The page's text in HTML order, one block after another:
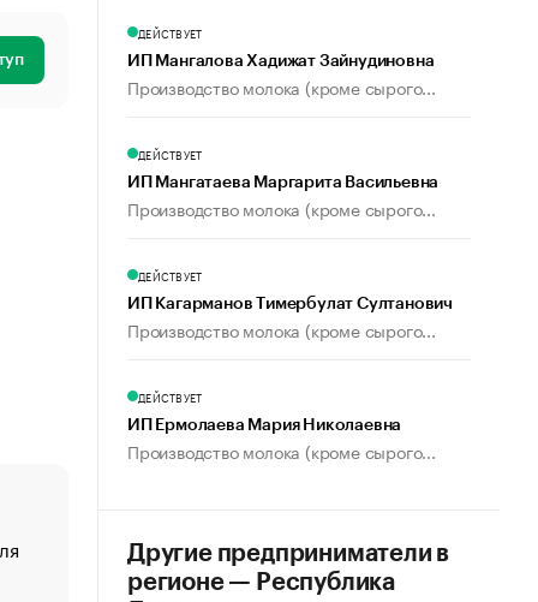
«От спорта тело стареет иначе». Как живет глава
создавшей GTA
ДЕЙСТВУЕТ
ИП Мангалова Хадижат Зайнудиновна
Производство молока (кроме сырого...
ДЕЙСТВУЕТ
ИП Мангатаева Маргарита Васильевна
Производство молока (кроме сырого...
ДЕЙСТВУЕТ
ИП Кагарманов Тимербулат Султанович
Производство молока (кроме сырого...
ДЕЙСТВУЕТ
ИП Ермолаева Мария Николаевна
Производство молока (кроме сырого...
Другие предприниматели в
регионе — Республика